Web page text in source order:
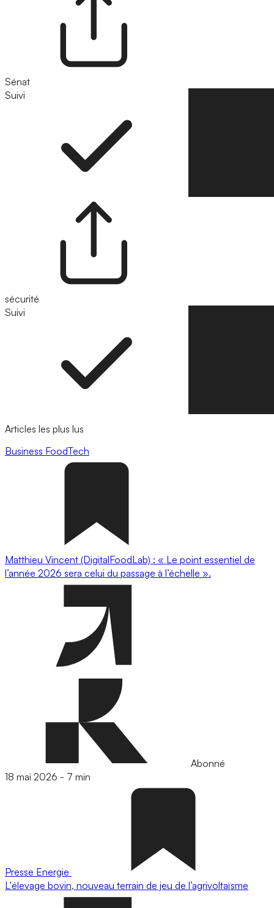
Sénat
Suivi
sécurité
Suivi
Articles les plus lus
Business FoodTech
Matthieu Vincent (DigitalFoodLab) : « Le point essentiel de
l’année 2026 sera celui du passage à l’échelle ».
Abonné
18 mai 2026 - 7 min
Presse Energie
L'élevage bovin, nouveau terrain de jeu de l’agrivoltaïsme